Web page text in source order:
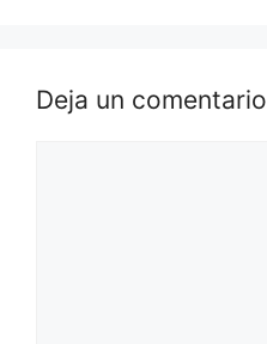
Deja un comentario